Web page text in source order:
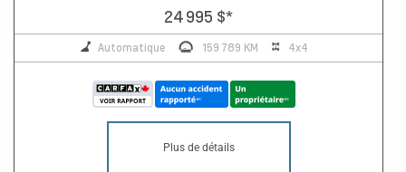
24 995 $*
Automatique 159 789 KM 4x4
Plus de détails